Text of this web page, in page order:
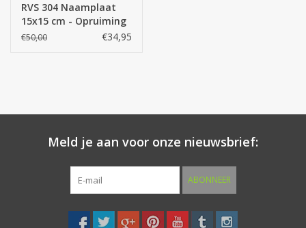
RVS 304 Naamplaat
15x15 cm - Opruiming
€50,00 €34,95
Meld je aan voor onze nieuwsbrief:
ABONNEER